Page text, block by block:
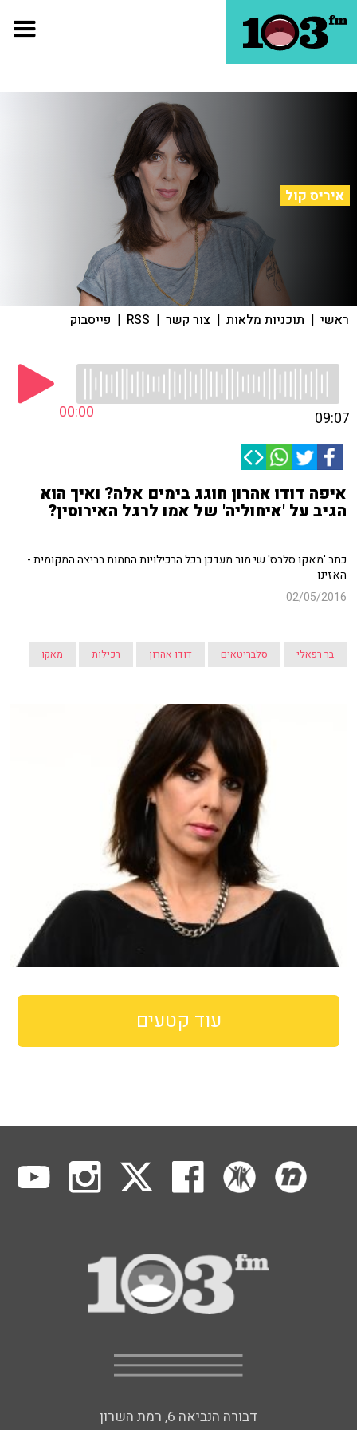
איריס קול
ראשי | תוכניות מלאות | צור קשר |
RSS
| פייסבוק
00:00 09:07
איפה דודו אהרון חוגג בימים אלה? ואיך הוא
הגיב על 'איחוליה' של אמו לרגל האירוסין?
כתב 'מאקו סלבס' שי מור מעדכן בכל הרכילויות החמות בביצה המקומית -
האזינו
02/05/2016
בר רפאלי סלבריטאים דודו אהרון רכילות מאקו
עוד קטעים
דבורה הנביאה 6, רמת השרון